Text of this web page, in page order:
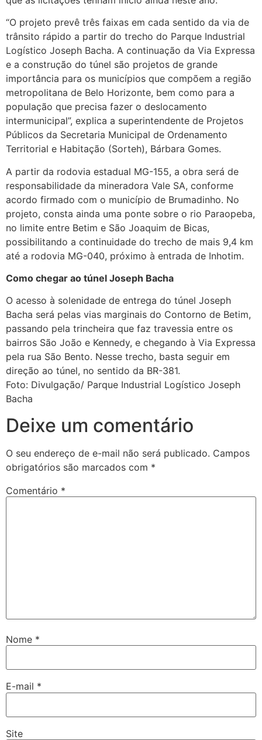
“O projeto prevê três faixas em cada sentido da via de
trânsito rápido a partir do trecho do Parque Industrial
Logístico Joseph Bacha. A continuação da Via Expressa
e a construção do túnel são projetos de grande
importância para os municípios que compõem a região
metropolitana de Belo Horizonte, bem como para a
população que precisa fazer o deslocamento
intermunicipal”, explica a superintendente de Projetos
Públicos da Secretaria Municipal de Ordenamento
Territorial e Habitação (Sorteh), Bárbara Gomes.
A partir da rodovia estadual MG-155, a obra será de
responsabilidade da mineradora Vale SA, conforme
acordo firmado com o município de Brumadinho. No
projeto, consta ainda uma ponte sobre o rio Paraopeba,
no limite entre Betim e São Joaquim de Bicas,
possibilitando a continuidade do trecho de mais 9,4 km
até a rodovia MG-040, próximo à entrada de Inhotim.
Como chegar ao túnel Joseph Bacha
O acesso à solenidade de entrega do túnel Joseph
Bacha será pelas vias marginais do Contorno de Betim,
passando pela trincheira que faz travessia entre os
bairros São João e Kennedy, e chegando à Via Expressa
pela rua São Bento. Nesse trecho, basta seguir em
direção ao túnel, no sentido da BR-381.
Foto: Divulgação/ Parque Industrial Logístico Joseph
Bacha
Deixe um comentário
O seu endereço de e-mail não será publicado. Campos
obrigatórios são marcados com *
Comentário *
Nome *
E-mail *
Site